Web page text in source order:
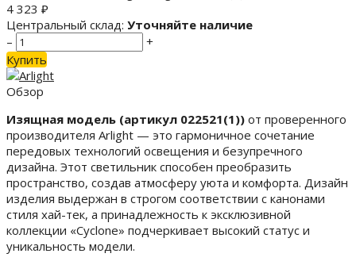
4 323 ₽
Центральный склад: Уточняйте наличие
–
+
Купить
Обзор
Изящная модель (артикул 022521(1)) от проверенного
производителя Arlight — это гармоничное сочетание
передовых технологий освещения и безупречного
дизайна. Этот светильник способен преобразить
пространство, создав атмосферу уюта и комфорта. Дизайн
изделия выдержан в строгом соответствии с канонами
стиля хай-тек, а принадлежность к эксклюзивной
коллекции «Cyclone» подчеркивает высокий статус и
уникальность модели.